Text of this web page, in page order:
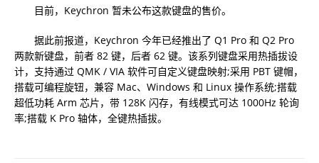
目前，Keychron 暂未公布这款键盘的售价。
据此前报道，Keychron 今年已经推出了 Q1 Pro 和 Q2 Pro
两款新键盘，前者 82 键，后者 62 键。该系列键盘采用热插拔设
计，支持通过 QMK / VIA 软件可自定义键盘映射;采用 PBT 键帽，
搭载可编程旋钮，兼容 Mac、Windows 和 Linux 操作系统;搭载
超低功耗 Arm 芯片，带 128K 闪存，有线模式可达 1000Hz 轮询
率;搭载 K Pro 轴体，全键热插拔。